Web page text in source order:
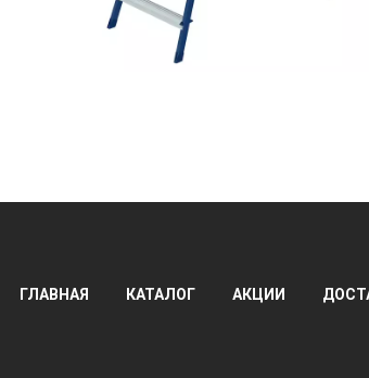
ГЛАВНАЯ КАТАЛОГ АКЦИИ